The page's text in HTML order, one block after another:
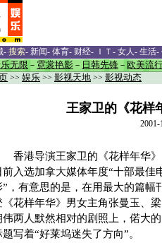
- 搜索- 新闻- 体育- 财经- ＩＴ - 女人- 生活-
无限 － 霓裳艳影 － 日韩先锋 － 欧美流
>> 娱乐 >> 影视天地 >> 影视动态
王家卫的《花样
港导演王家卫的《花样年华》
前入选加拿大媒体年度“十部最佳
”，有意思的是，在用最大的篇幅
《花样年华》男女主角张曼玉、梁
伟两人默然相对的剧照上，偌大的
题写着“好莱坞迷失了方向”。